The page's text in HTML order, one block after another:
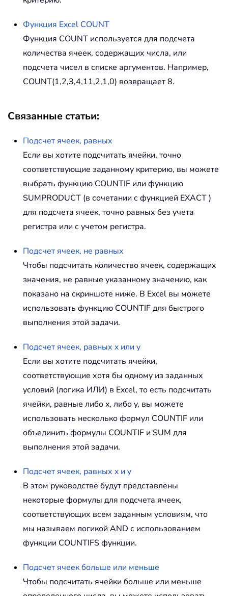
Функция Excel COUNT
Функция COUNT используется для подсчета
количества ячеек, содержащих числа, или
подсчета чисел в списке аргументов. Например,
COUNT(1,2,3,4,11,2,1,0) возвращает 8.
Связанные статьи:
Подсчет ячеек, равных
Если вы хотите подсчитать ячейки, точно
соответствующие заданному критерию, вы можете
выбрать функцию COUNTIF или функцию
SUMPRODUCT (в сочетании с функцией EXACT)
для подсчета ячеек, точно равных без учета
регистра или с учетом регистра.
Подсчет ячеек, не равных
Чтобы подсчитать количество ячеек, содержащих
значения, не равные указанному значению, как
показано на скриншоте ниже. В Excel вы можете
использовать функцию COUNTIFдля быстрого
выполнения этой задачи.
Подсчет ячеек, равных x или y
Если вы хотите подсчитать ячейки,
соответствующие хотя бы одному из заданных
условий (логика ИЛИ) в Excel, то есть подсчитать
ячейки, равные либо x, либо y, вы можете
использовать несколько формул COUNTIF или
объединить формулы COUNTIF и SUM для
выполнения этой задачи.
Подсчет ячеек, равных x и y
В этом руководстве будут представлены
некоторые формулы для подсчета ячеек,
соответствующих всем заданным условиям, что
мы называем логикой AND с использованием
функции COUNTIFSфункции.
Подсчет ячеек больше или меньше
Чтобы подсчитать ячейки больше или меньше